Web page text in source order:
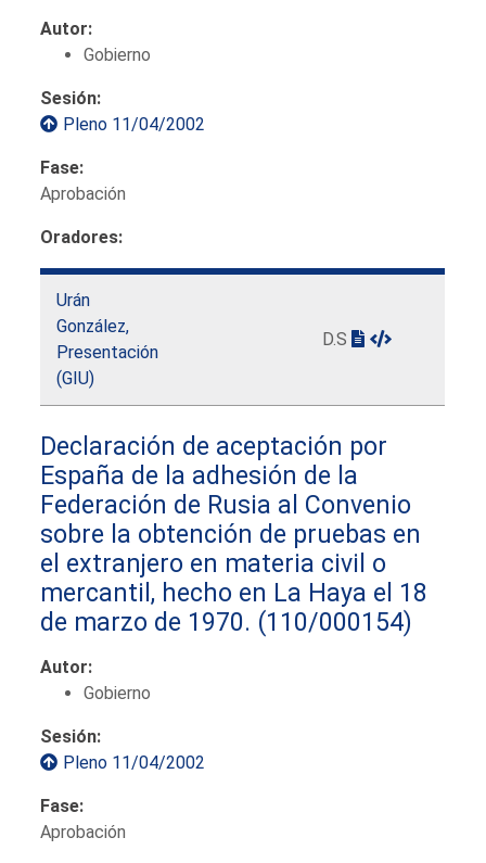
Autor:
Gobierno
Sesión:
Pleno 11/04/2002
Fase:
Aprobación
Oradores:
Urán
González,
Presentación
(GIU)
D.S
Declaración de aceptación por
España de la adhesión de la
Federación de Rusia al Convenio
sobre la obtención de pruebas en
el extranjero en materia civil o
mercantil, hecho en La Haya el 18
de marzo de 1970. (110/000154)
Autor:
Gobierno
Sesión:
Pleno 11/04/2002
Fase:
Aprobación